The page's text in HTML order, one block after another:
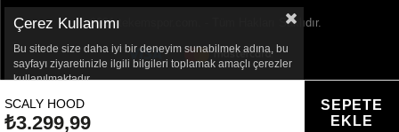
SCALY HOOD
₺3.299,99
© 2021 tekemspor.com. - Tüm Hakları Saklıdır.
Çerez Kullanımı
Bu sitede size daha iyi bir deneyim sunabilmek adına, bu
sayfayı ziyaretinizle ilgili bilgileri toplamak amaçlı çerezler
kullanılmaktadır.